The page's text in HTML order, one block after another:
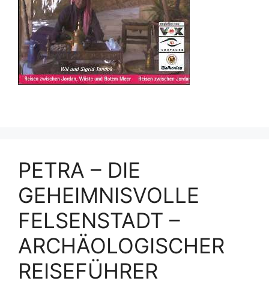
PETRA – DIE
GEHEIMNISVOLLE
FELSENSTADT –
ARCHÄOLOGISCHER
REISEFÜHRER